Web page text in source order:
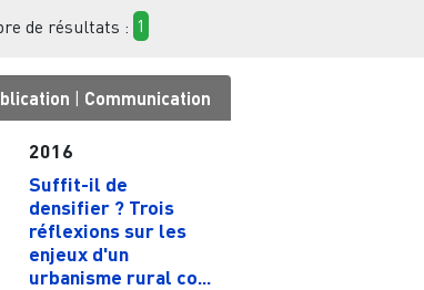
de résultats : 1
| Communication
2016
Suffit-il de
densifier ? Trois
réflexions sur les
enjeux d'un
urbanisme rural co...